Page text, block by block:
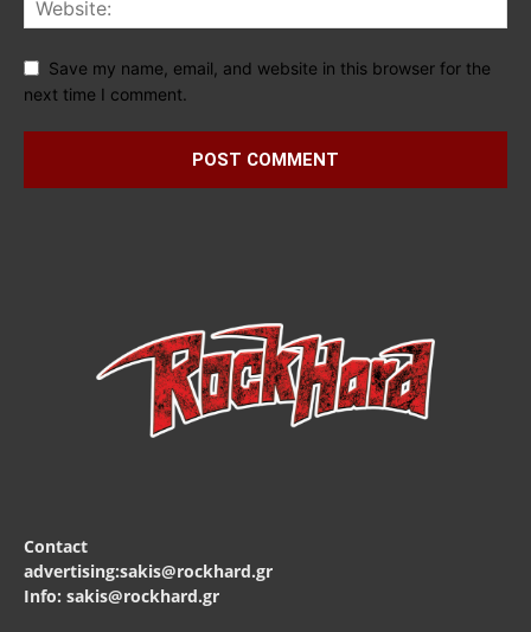
Save my name, email, and website in this browser for the
next time I comment.
Contact
advertising:sakis@rockhard.gr
Info: sakis@rockhard.gr